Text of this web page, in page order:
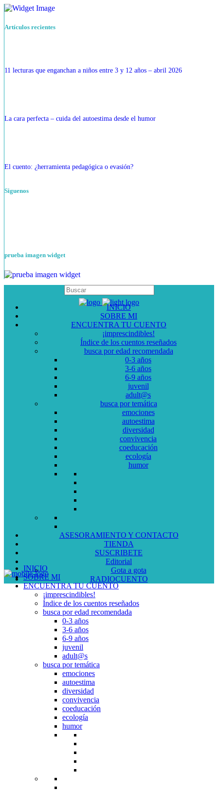
Artículos recientes
11 lecturas que enganchan a niños entre 3 y 12 años – abril 2026
La cara perfecta – cuida del autoestima desde el humor
El cuento: ¿herramienta pedagógica o evasión?
Siguenos
prueba imagen widget
INICIO
SOBRE MI
ENCUENTRA TU CUENTO
¡imprescindibles!
Índice de los cuentos reseñados
busca por edad recomendada
0-3 años
3-6 años
6-9 años
juvenil
adult@s
busca por temática
emociones
autoestima
diversidad
convivencia
coeducación
ecología
humor
ASESORAMIENTO Y CONTACTO
TIENDA
SUSCRIBETE
Editorial
Gota a gota
RADIOCUENTO
INICIO
SOBRE MI
ENCUENTRA TU CUENTO
¡imprescindibles!
Índice de los cuentos reseñados
busca por edad recomendada
0-3 años
3-6 años
6-9 años
juvenil
adult@s
busca por temática
emociones
autoestima
diversidad
convivencia
coeducación
ecología
humor